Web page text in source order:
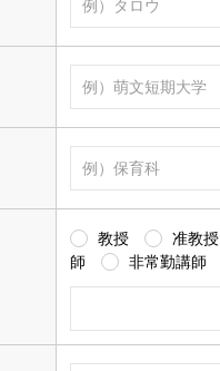
教授 准教授
師
非常勤講師